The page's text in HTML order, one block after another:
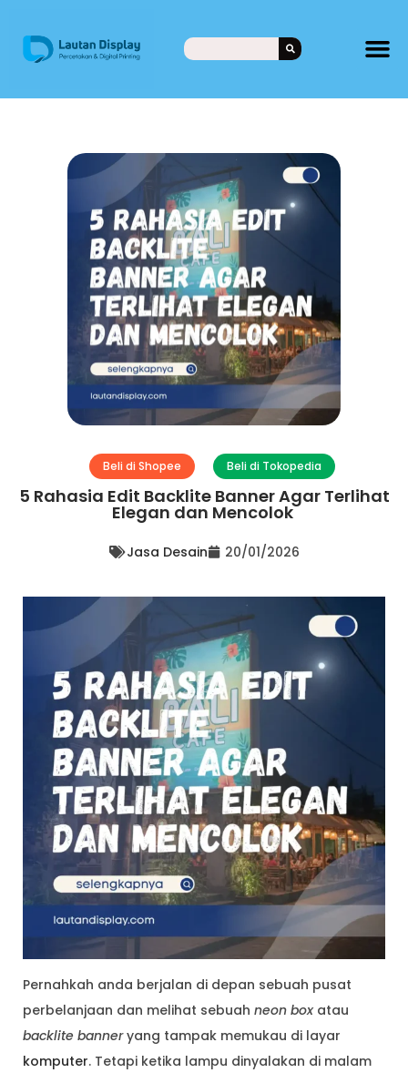
Beli di Shopee Beli di Tokopedia
5 Rahasia Edit Backlite Banner Agar Terlihat
Elegan dan Mencolok
Jasa Desain 20/01/2026
Pernahkah anda berjalan di depan sebuah pusat
perbelanjaan dan melihat sebuah neon boxatau
backlite banneryang tampak memukau di layar
komputer. Tetapi ketika lampu dinyalakan di malam